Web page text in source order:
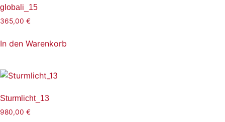
globali_15
365,00 €
In den Warenkorb
Sturmlicht_13
980,00 €